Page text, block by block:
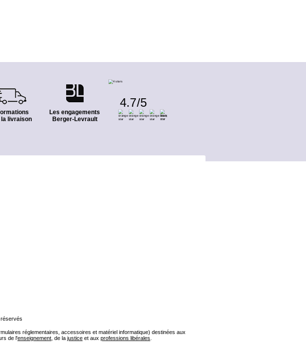
livraison
Les engagements
Berger-Levrault
4.7/5
réglementaires, accessoires et matériel informatique) destinées aux
de l'enseignement , de la justice et aux professions libérales